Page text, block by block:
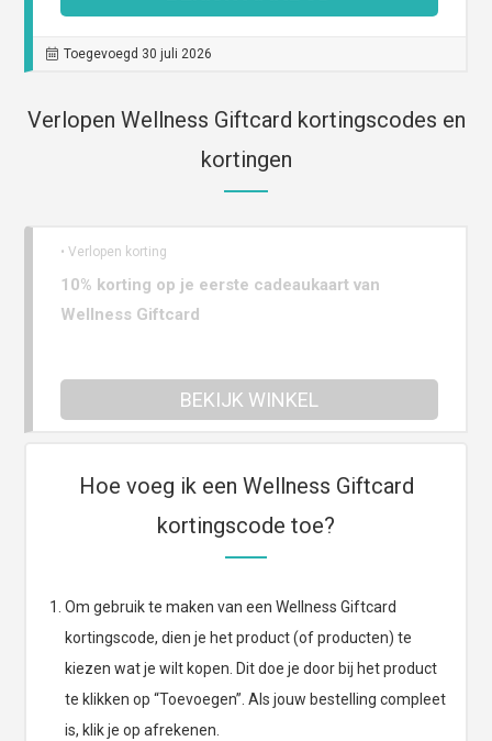
Toegevoegd 30 juli 2026
Verlopen Wellness Giftcard kortingscodes en
kortingen
• Verlopen korting
10% korting op je eerste cadeaukaart van
Wellness Giftcard
BEKIJK WINKEL
Hoe voeg ik een Wellness Giftcard
kortingscode toe?
Om gebruik te maken van een Wellness Giftcard
kortingscode, dien je het product (of producten) te
kiezen wat je wilt kopen. Dit doe je door bij het product
te klikken op “Toevoegen”. Als jouw bestelling compleet
is, klik je op afrekenen.